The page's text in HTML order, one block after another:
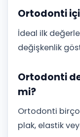
Ortodonti
İdeal ilk
değişkenlik
Ortodonti
mi?
Ortodonti
plak, elastik